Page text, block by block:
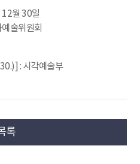
월 30일
술위원회
: 시각예술부
록